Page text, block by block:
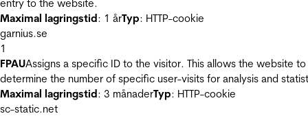
entry to the website.
Maximal lagringstid: 1 årTyp: HTTP-cookie
garnius.se
1
FPAUAssigns a specific ID to the visitor. This allows the website to
determine the number of specific user-visits for analysis and
Maximal lagringstid: 3 månaderTyp: HTTP-cookie
sc-static.net